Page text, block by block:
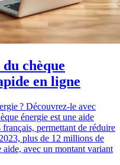
chèque
en ligne
? Découvrez-le avec
énergie est une aide
permettant de réduire
plus de 12 millions de
avec un montant variant